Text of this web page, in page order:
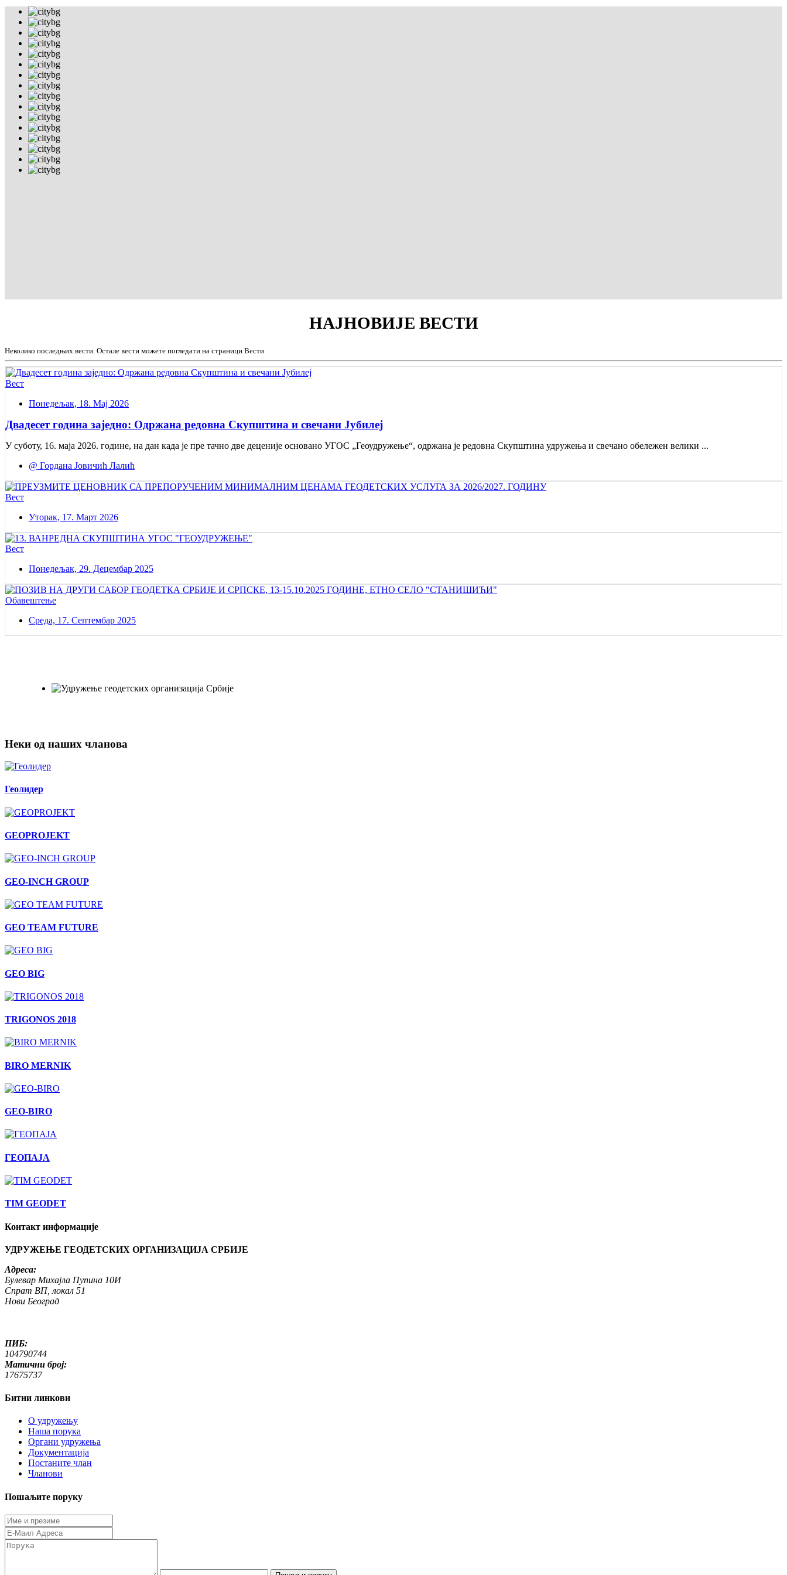
НАЈНОВИЈЕ ВЕСТИ
Неколико последњих вести. Остале вести можете погледати на страници Вести
Вест
Понедељак, 18. Мај 2026
Двадесет година заједно: Одржана редовна Скупштина и свечани Jубилеј
У суботу, 16. маја 2026. године, на дан када је пре тачно две деценије основано УГОС „Геоудружење“, одржана је редовна Скупштина удружења и свечано обележен велики ...
@ Гордана Јовичић Лалић
Вест
Уторак, 17. Март 2026
Вест
Понедељак, 29. Децембар 2025
Обавештење
Среда, 17. Септембар 2025
Неки од наших чланова
Геолидер
GEOPROJEKT
GEO-INCH GROUP
GEO TEAM FUTURE
GEO BIG
TRIGONOS 2018
BIRO MERNIK
GEO-BIRO
ГЕОПАЈА
TIM GEODET
Контакт информације
УДРУЖЕЊЕ ГЕОДЕТСКИХ ОРГАНИЗАЦИЈА СРБИЈЕ
Адреса:
Булевар Михајла Пупина 10И
Спрат ВП, локал 51
Нови Београд
ПИБ:
104790744
Матични број:
17675737
Битни линкови
O удружењу
Наша порука
Органи удружења
Документација
Постаните члан
Чланови
Пошаљите поруку